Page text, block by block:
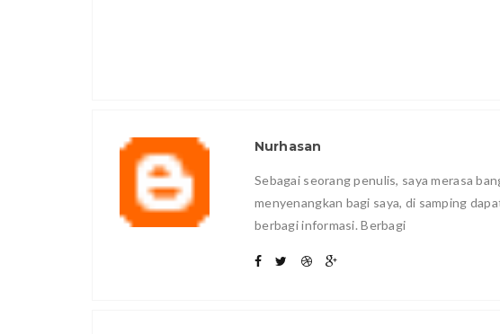
Nurhasan
Sebagai seorang penulis, saya merasa
menyenangkan bagi saya, di samping
berbagi informasi. Berbagi